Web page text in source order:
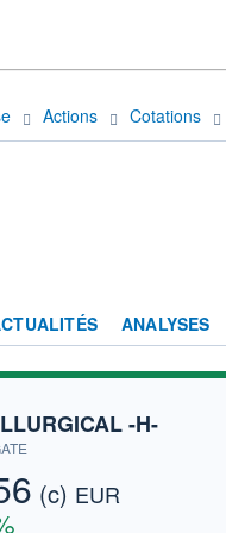
Actions Cotations
ANALYSES
-H-
(c) EUR